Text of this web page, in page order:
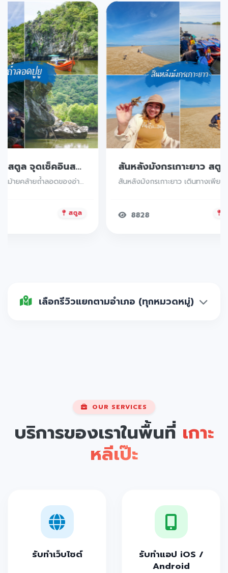
ถ้ำลอดปูยู สตูล จุดเช็คอินสวยเด็ดใหม่ล่าสุด ไปเที่ยวกันน สัมผัสความยิ่งใหญ่ของหน้าผาสูงชัน แท่งหินรูปร่างประหลาดชวนจินตนาการ
เป็นถ้ำลอดที่ละม้ายคล้ายถ้ำลอดของอ่าวพังงา ต่างกันตรงที่ถ้ำลอดแห่งนี้ตั้งอยู่ในป่าชายเลน
สตูล 8828
เลือกรีวิวแยกตามอำเภอ (ทุกหมวดหมู่)
OUR SERVICES
บริการของเราในพื้นที่ เกาะ
หลีเป๊ะ
รับทำเว็บไซต์
รับทำแอป iOS /
Android